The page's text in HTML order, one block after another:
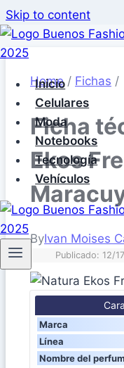
Skip to content
Inicio
Celulares
Moda
Notebooks
Tecnología
Vehículos
Home / Fichas /
Ficha
Ekos
ByIvan Moises
Publicado: 12/
Marca
Línea
Nombre del